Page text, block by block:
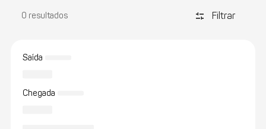
0 resultados discover_tune Filtrar
Saída
Chegada